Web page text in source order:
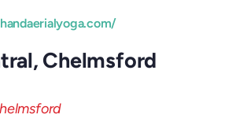
Chelmsford